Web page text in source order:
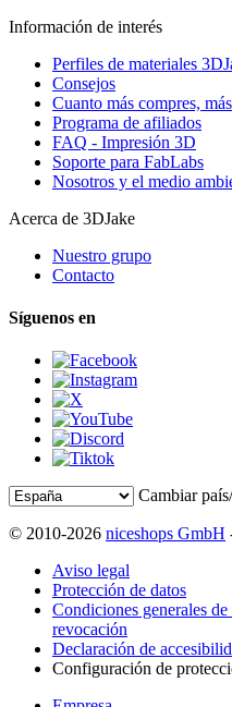
Información de interés
Perfiles de materiales
Consejos
Cuanto más compres,
Programa de afiliados
FAQ - Impresión 3D
Soporte para FabLabs
Nosotros y el medio
Acerca de 3DJake
Nuestro grupo
Contacto
Síguenos en
Cambiar
© 2010-2026 niceshops GmbH
Aviso legal
Protección de datos
Condiciones generales
revocación
Declaración de
Configuración de